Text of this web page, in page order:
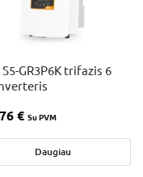
GR3P6K trifazis 6
€ Su PVM
Daugiau